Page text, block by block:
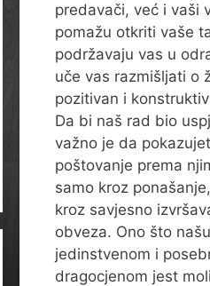
predavači, već i vaši
pomažu otkriti vaše
podržavaju vas u
uče vas razmišljati o
pozitivan i
Da bi naš rad bio
važno je da
poštovanje prema
samo kroz
kroz savjesno
obveza. Ono što
jedinstvenom i
dragocjenom jest